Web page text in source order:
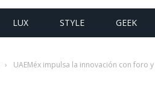
LUX STYLE GEEK
› UAEMéx impulsa la innovación con foro